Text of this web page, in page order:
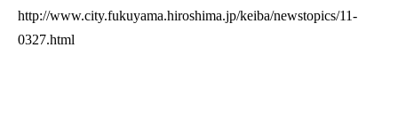
http://www.city.fukuyama.hiroshima.jp/keiba/newstopics/11-
0327.html